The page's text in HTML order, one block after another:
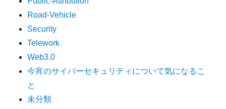
Road-Vehicle
Security
Telework
Web3.0
今宵のサイバーセキュリティについて気になるこ
と
未分類